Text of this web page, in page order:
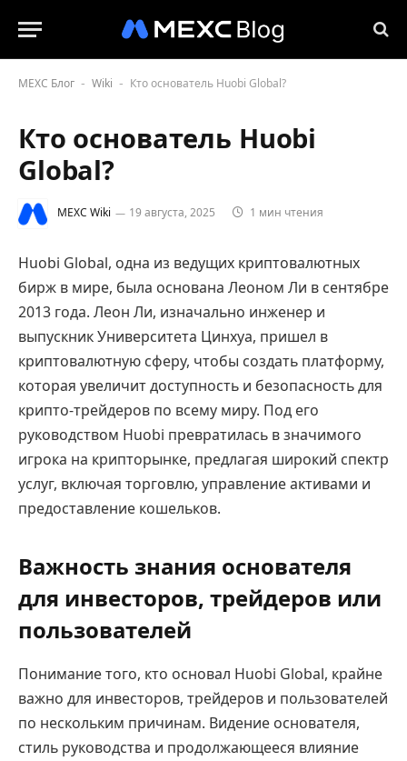
MEXC Блог - Wiki - Кто основатель Huobi Global?
Кто основатель Huobi
Global?
MEXC Wiki 19 августа, 2025 1 мин чтения
Huobi Global, одна из ведущих криптовалютных
бирж в мире, была основана Леоном Ли в сентябре
2013 года. Леон Ли, изначально инженер и
выпускник Университета Цинхуа, пришел в
криптовалютную сферу, чтобы создать платформу,
которая увеличит доступность и безопасность для
крипто-трейдеров по всему миру. Под его
руководством Huobi превратилась в значимого
игрока на крипторынке, предлагая широкий спектр
услуг, включая торговлю, управление активами и
предоставление кошельков.
Важность знания основателя
для инвесторов, трейдеров или
пользователей
Понимание того, кто основал Huobi Global, крайне
важно для инвесторов, трейдеров и пользователей
по нескольким причинам. Видение основателя,
стиль руководства и продолжающееся влияние